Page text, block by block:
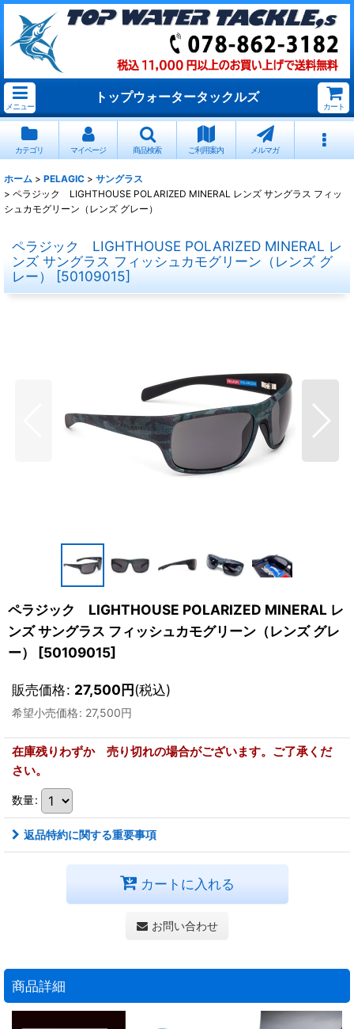
メニュー
トップウォータータックルズ
カート
カテゴリ マイページ 商品検索 ご利用案内 メルマガ
ホーム > PELAGIC > サングラス
> ペラジック LIGHTHOUSE POLARIZED MINERAL レンズ サングラス フィッ
シュカモグリーン（レンズ グレー）
ペラジック LIGHTHOUSE POLARIZED MINERAL レ
ンズ サングラス フィッシュカモグリーン（レンズ グ
レー）
[50109015]
ペラジック LIGHTHOUSE POLARIZED MINERAL レ
ンズ サングラス フィッシュカモグリーン（レンズ グレ
ー）
[50109015]
販売価格: 27,500円(税込)
希望小売価格: 27,500円
在庫残りわずか 売り切れの場合がございます。ご了承くだ
さい。
数量:
返品特約に関する重要事項
カートに入れる
お問い合わせ
商品詳細